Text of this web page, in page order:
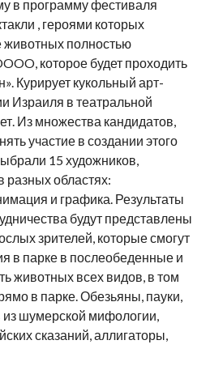
в программу фестиваля
, героями которых
животных полностью
которое будет проходить
Курирует кукольный арт-
Израиля в театральной
Из множества кандидатов,
участие в создании этого
15 художников,
областях:
и графика. Результаты
будут представлены
зрителей, которые смогут
в парке в послеобеденные и
животных всех видов, в том
в парке. Обезьяны, пауки,
из шумерской мифологии,
сказаний, аллигаторы,